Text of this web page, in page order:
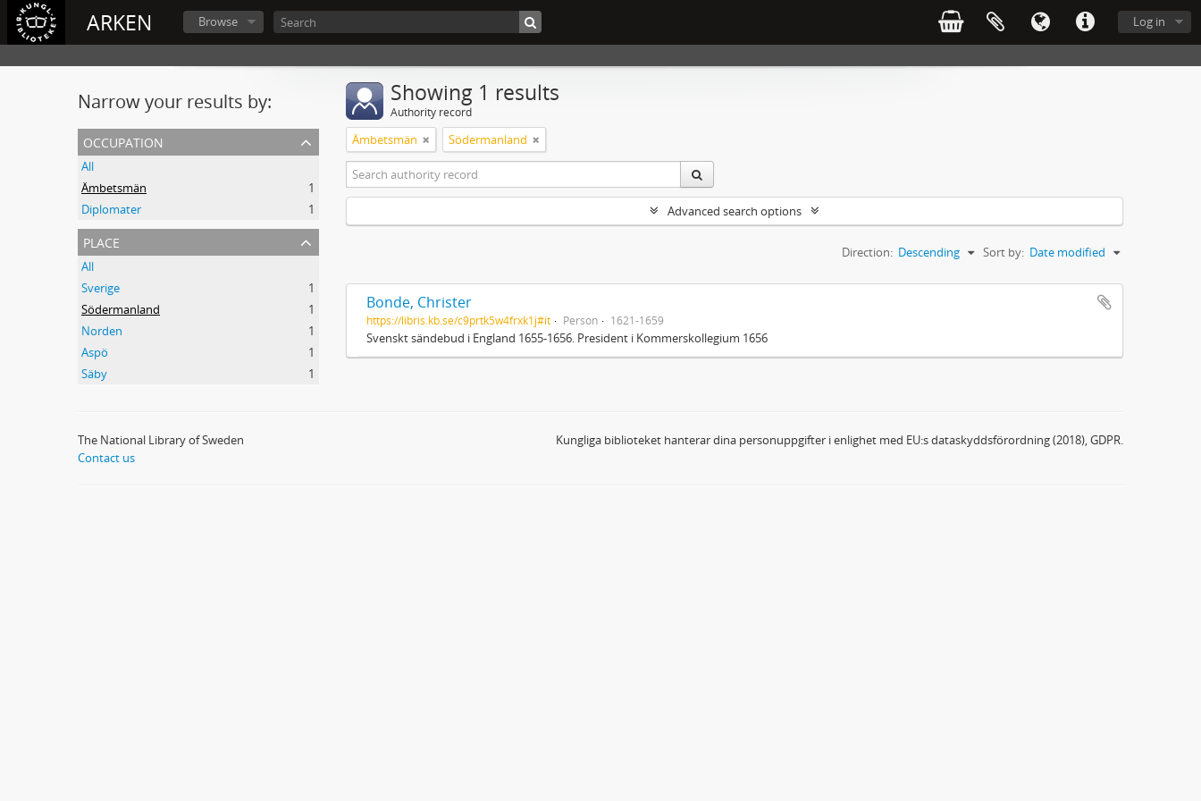
ARKEN Log in
Browse
Narrow your results by:
occupation
All
Ämbetsmän
1
Diplomater
1
place
All
Sverige
1
Södermanland
1
Norden
1
Aspö
1
Säby
1
Showing 1 results
Authority record
Ämbetsmän Södermanland
Advanced search options
Sort by: Date modified
Direction: Descending
Bonde, Christer
https://libris.kb.se/c9prtk5w4frxk1j#it Person 1621-1659
Svenskt sändebud i England 1655-1656. President i Kommerskollegium 1656
The National Library of Sweden
Contact us
Kungliga biblioteket hanterar dina personuppgifter i enlighet med EU:s dataskyddsförordning (2018), GDPR.